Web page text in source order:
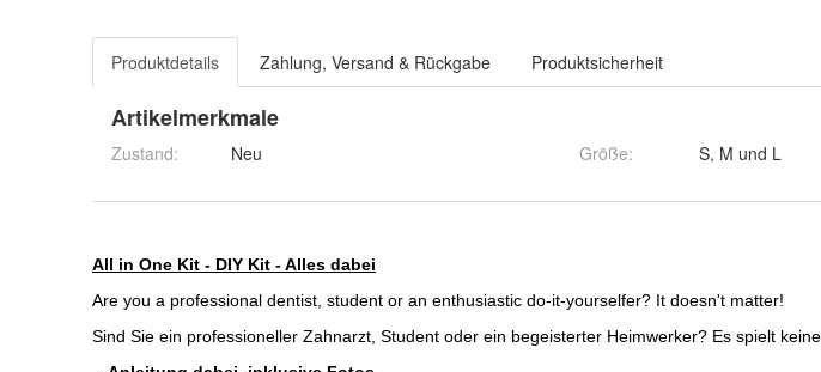
Produktdetails Zahlung, Versand & Rückgabe Produktsicherheit
Artikelmerkmale
Zustand: Neu Größe: S, M und L